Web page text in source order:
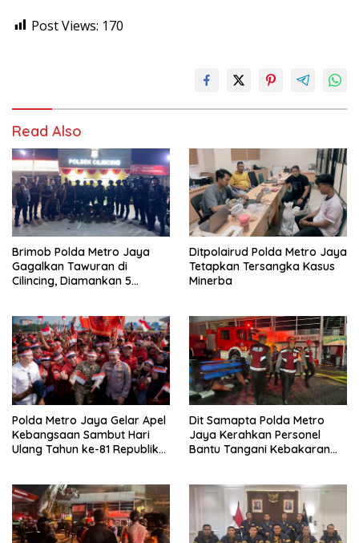
Post Views: 170
Read Also
Brimob Polda Metro Jaya
Gagalkan Tawuran di
Cilincing, Diamankan 5
Ditpolairud Polda Metro Jaya
Tetapkan Tersangka Kasus
Minerba
Polda Metro Jaya Gelar Apel
Kebangsaan Sambut Hari
Ulang Tahun ke-81 Republik
Dit Samapta Polda Metro
Jaya Kerahkan Personel
Bantu Tangani Kebakaran